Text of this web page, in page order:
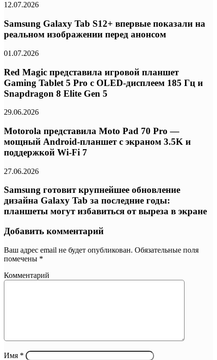
12.07.2026
Samsung Galaxy Tab S12+ впервые показали на
реальном изображении перед анонсом
01.07.2026
Red Magic представила игровой планшет
Gaming Tablet 5 Pro с OLED-дисплеем 185 Гц и
Snapdragon 8 Elite Gen 5
29.06.2026
Motorola представила Moto Pad 70 Pro —
мощный Android-планшет с экраном 3.5K и
поддержкой Wi-Fi 7
27.06.2026
Samsung готовит крупнейшее обновление
дизайна Galaxy Tab за последние годы:
планшеты могут избавиться от выреза в экране
Добавить комментарий
Ваш адрес email не будет опубликован. Обязательные поля
помечены *
Комментарий
Имя *